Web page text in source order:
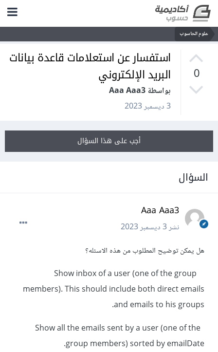
علوم الحاسوب
0
استفسار عن استعلامات قاعدة بيانات
البريد الإلكتروني
بواسطة Aaa Aaa3
3 ديسمبر 2023
أجب على هذا السؤال
السؤال
Aaa Aaa3
نشر3 ديسمبر 2023
هل يمكن توضيح المطلوب من هذه الاسئله؟
Show inbox of a user (one of the group
members). This should include both direct emails
and emails to his groups.
Show all the emails sent by a user (one of the
group members) sorted by emailDate.